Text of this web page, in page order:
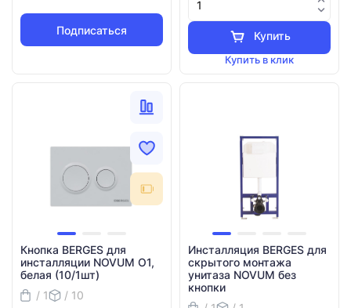
Подписаться Купить
Купить в клик
Кнопка BERGES для
инсталляции NOVUM O1,
белая (10/1шт)
/ 1
/ 10
Инсталляция BERGES для
скрытого монтажа
унитаза NOVUM без
кнопки